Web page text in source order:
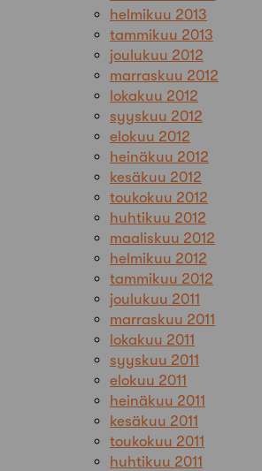
helmikuu 2013
tammikuu 2013
joulukuu 2012
marraskuu 2012
lokakuu 2012
syyskuu 2012
elokuu 2012
heinäkuu 2012
kesäkuu 2012
toukokuu 2012
huhtikuu 2012
maaliskuu 2012
helmikuu 2012
tammikuu 2012
joulukuu 2011
marraskuu 2011
lokakuu 2011
syyskuu 2011
elokuu 2011
heinäkuu 2011
kesäkuu 2011
toukokuu 2011
huhtikuu 2011